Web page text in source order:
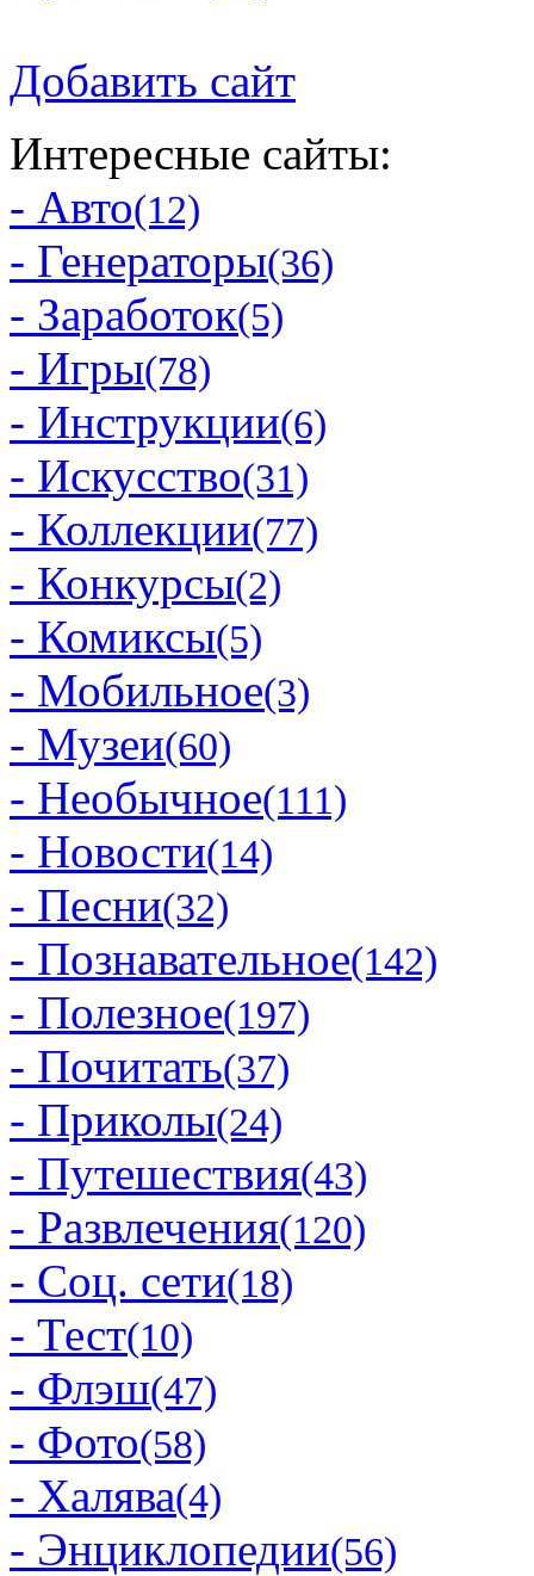
Добавить сайт
Интересные сайты:
- Авто(12)
- Генераторы(36)
- Заработок(5)
- Игры(78)
- Инструкции(6)
- Искусство(31)
- Коллекции(77)
- Конкурсы(2)
- Комиксы(5)
- Мобильное(3)
- Музеи(60)
- Необычное(111)
- Новости(14)
- Песни(32)
- Познавательное(142)
- Полезное(197)
- Почитать(37)
- Приколы(24)
- Путешествия(43)
- Развлечения(120)
- Соц. сети(18)
- Тест(10)
- Флэш(47)
- Фото(58)
- Халява(4)
- Энциклопедии(56)